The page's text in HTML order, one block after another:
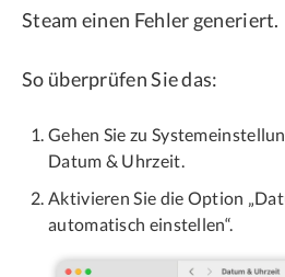
Steam einen Fehler generiert.
So überprüfen Sie das:
Gehen Sie zu
Datum & Uhrzeit.
Aktivieren Sie die Option
automatisch einstellen“.